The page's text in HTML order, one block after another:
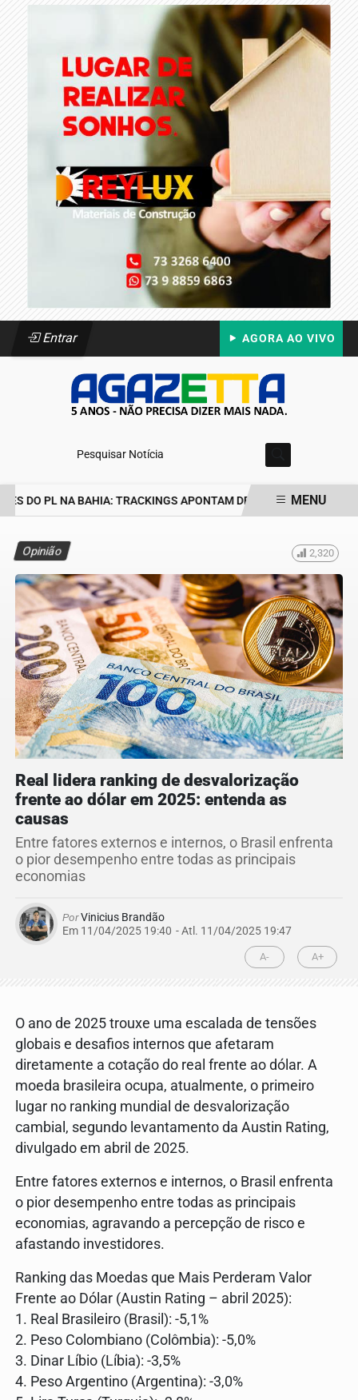
Entrar AGORA AO VIVO
Pesquisar Notícia
DO PL NA BAHIA: TRACKINGS APONTAM DRA. RAISSA SOARES E
MENU
Opinião 2,320
Real lidera ranking de desvalorização
frente ao dólar em 2025: entenda as
causas
Entre fatores externos e internos, o Brasil enfrenta
o pior desempenho entre todas as principais
economias
PorVinicius Brandão
Em 11/04/2025 19:40 - Atl. 11/04/2025 19:47
A- A+
O ano de 2025 trouxe uma escalada de tensões
globais e desafios internos que afetaram
diretamente a cotação do real frente ao dólar. A
moeda brasileira ocupa, atualmente, o primeiro
lugar no ranking mundial de desvalorização
cambial, segundo levantamento da Austin Rating,
divulgado em abril de 2025.
Entre fatores externos e internos, o Brasil enfrenta
o pior desempenho entre todas as principais
economias, agravando a percepção de risco e
afastando investidores.
Ranking das Moedas que Mais Perderam Valor
Frente ao Dólar (Austin Rating – abril 2025):
1. Real Brasileiro (Brasil): -5,1%
2. Peso Colombiano (Colômbia): -5,0%
3. Dinar Líbio (Líbia): -3,5%
4. Peso Argentino (Argentina): -3,0%